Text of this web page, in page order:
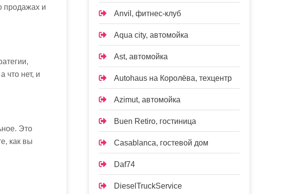
продажах и
что нет, и
Это
как вы
Anvil, фитнес-клуб
Aqua city, автомойка
Ast, автомойка
Autohaus на Королёва, техцентр
Azimut, автомойка
Buen Retiro, гостиница
Casablanca, гостевой дом
Daf74
DieselTruckService